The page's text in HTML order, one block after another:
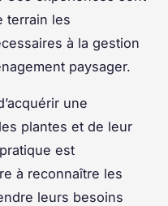
terrain les
à la gestion
paysager.
une
plantes et de leur
est
à reconnaître les
leurs besoins